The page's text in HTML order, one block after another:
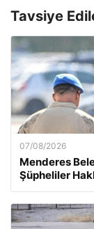
Tavsiye
07/08/2026
Menderes
Şüpheliler